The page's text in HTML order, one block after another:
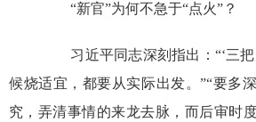
“新官”为何不急于“点火”？
习近平同志深刻指出：“‘三把
候烧适宜，都要从实际出发。”“要多
究，弄清事情的来龙去脉，而后审时